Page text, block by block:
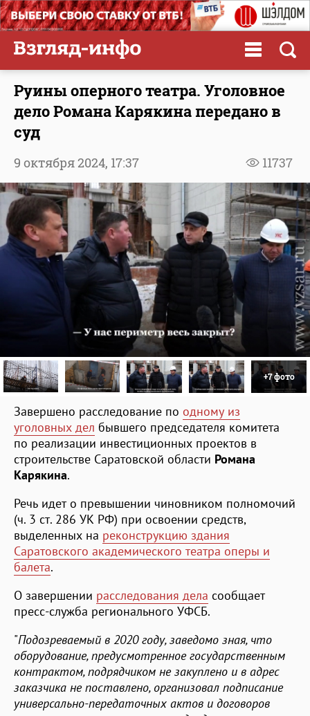
Руины оперного театра. Уголовное
дело Романа Карякина передано в
суд
11737
9 октября 2024, 17:37
+7 фото
Завершено расследование по одному из
уголовных дел бывшего председателя комитета
по реализации инвестиционных проектов в
строительстве Саратовской области Романа
Карякина.
Речь идет о превышении чиновником полномочий
(ч. 3 ст. 286 УК РФ) при освоении средств,
выделенных на реконструкцию здания
Саратовского академического театра оперы и
балета.
О завершении расследования дела сообщает
пресс-служба регионального УФСБ.
"Подозреваемый в 2020 году, заведомо зная, что
оборудование, предусмотренное государственным
контрактом, подрядчиком не закуплено и в адрес
заказчика не поставлено, организовал подписание
универсально-передаточных актов и договоров